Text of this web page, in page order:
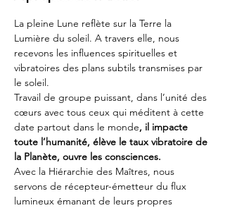
La pleine Lune reflète sur la Terre la
Lumière du soleil. A travers elle, nous
recevons les influences spirituelles et
vibratoires des plans subtils transmises par
le soleil.
Travail de groupe puissant, dans l’unité des
cœurs avec tous ceux qui méditent à cette
date partout dans le monde, il impacte
toute l’humanité, élève le taux vibratoire de
la Planète, ouvre les consciences.
Avec la Hiérarchie des Maîtres, nous
servons de récepteur-émetteur du flux
lumineux émanant de leurs propres